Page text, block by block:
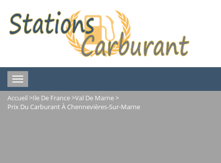
Toggle
navigation
Accueil >Ile De France>Val De Marne>
Prix Du Carburant À Chennevières-Sur-Marne